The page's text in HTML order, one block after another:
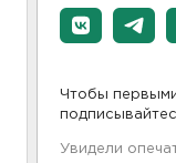
Чтобы
Увидели